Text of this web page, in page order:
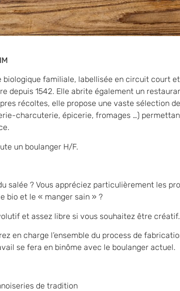
familiale, labellisée en circuit court et
depuis 1542. Elle abrite également un
récoltes, elle propose une vaste sélection
charcuterie, épicerie, fromages …)
un boulanger H/F.
salée ? Vous appréciez particulièrement les
bio et le « manger sain » ?
et assez libre si vous souhaitez être créatif.
en charge l’ensemble du process de
se fera en binôme avec le boulanger actuel.
de tradition